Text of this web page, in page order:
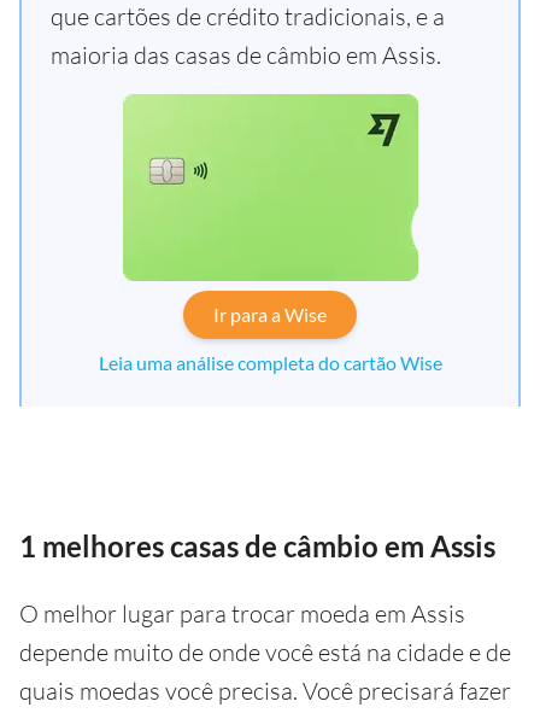
que cartões de crédito tradicionais, e a
maioria das casas de câmbio em Assis.
Ir para a Wise
Leia uma análise completa do cartão Wise
1 melhores casas de câmbio em Assis
O melhor lugar para trocar moeda em Assis
depende muito de onde você está na cidade e de
quais moedas você precisa. Você precisará fazer